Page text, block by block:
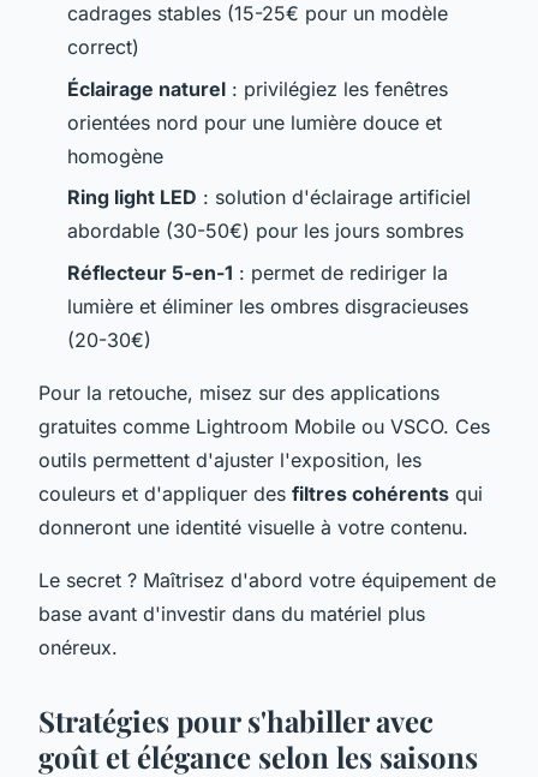
cadrages stables (15-25€ pour un modèle
correct)
Éclairage naturel : privilégiez les fenêtres
orientées nord pour une lumière douce et
homogène
Ring light LED : solution d'éclairage artificiel
abordable (30-50€) pour les jours sombres
Réflecteur 5-en-1 : permet de rediriger la
lumière et éliminer les ombres disgracieuses
(20-30€)
Pour la retouche, misez sur des applications
gratuites comme Lightroom Mobile ou VSCO. Ces
outils permettent d'ajuster l'exposition, les
couleurs et d'appliquer des filtres cohérents qui
donneront une identité visuelle à votre contenu.
Le secret ? Maîtrisez d'abord votre équipement de
base avant d'investir dans du matériel plus
onéreux.
Stratégies pour s'habiller avec
goût et élégance selon les saisons